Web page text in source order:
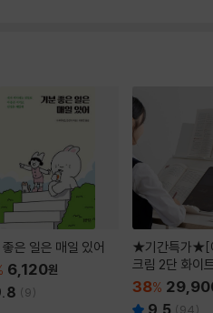
은 일은 매일 있어
6,120원
(9)
★기간특가★[
크림 2단 화이
38%
9.5 (94)